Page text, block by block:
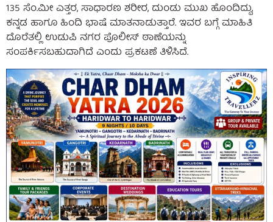
135 ಸೆಂ.ಮೀ ಎತ್ತರ, ಸಾಧಾರಣ ಶರೀರ, ದುಂಡು ಮುಖ ಹೊಂದಿದ್ದು,
ಕನ್ನಡ ಹಾಗೂ ಹಿಂದಿ ಭಾಷೆ ಮಾತನಾಡುತ್ತಾರೆ. ಇವರ ಬಗ್ಗೆ ಮಾಹಿತಿ
ದೊರೆತಲ್ಲಿ ಉಡುಪಿ ನಗರ ಪೊಲೀಸ್ ಠಾಣೆಯನ್ನು
ಸಂಪರ್ಕಿಸಬಹುದಾಗಿದೆ ಎಂದು ಪ್ರಕಟಣೆ ತಿಳಿಸಿದೆ.